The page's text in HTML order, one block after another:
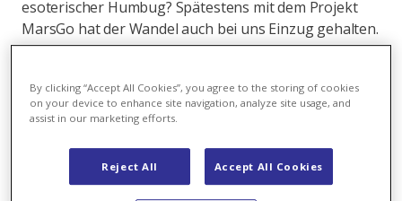
esoterischer Humbug? Spätestens mit dem Projekt
MarsGo hat der Wandel auch bei uns Einzug gehalten.
«Wir müssen den Wandel als Konstante akzeptieren»,
liessen sich aber nur aus sich selbst schöpfen. «Wenn
ich den Veränderungen mit Angst begegne, kann ich
Führungskräfte durch Achtsamkeitsübungen macht in
By clicking “Accept All Cookies”, you agree to the storing of cookies
on your device to enhance site navigation, analyze site usage, and
assist in our marketing efforts.
Reject All Accept All Cookies